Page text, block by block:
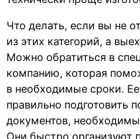
Что делать, если вы не
из этих категорий, а
Можно обратиться в
компанию, которая
в необходимые сроки.
правильно подготовить
документов,
Они быстро организуют